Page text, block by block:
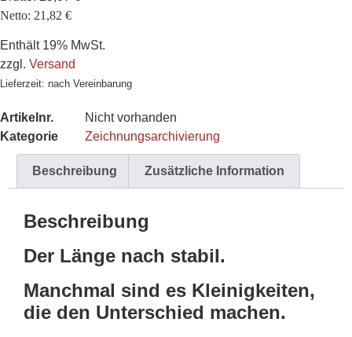
Netto: 21,82 €
Enthält 19% MwSt.
zzgl. Versand
Lieferzeit: nach Vereinbarung
Artikelnr.
Nicht vorhanden
Kategorie
Zeichnungsarchivierung
Beschreibung Zusätzliche Information
Beschreibung
Der Länge nach stabil.
Manchmal sind es Kleinigkeiten,
die den Unterschied machen.